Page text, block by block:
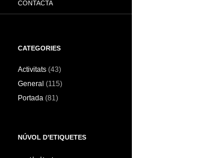
CONTACTA
CATEGORIES
Activitats (43)
General (115)
Portada (81)
NÚVOL D’ETIQUETES